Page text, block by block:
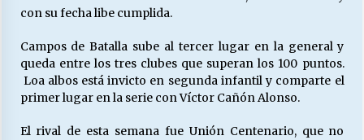
con su fecha libe cumplida.
Campos de Batalla sube al tercer lugar en la general y
queda entre los tres clubes que superan los 100 puntos.
Loa albos está invicto en segunda infantil y comparte el
primer lugar en la serie con Víctor Cañón Alonso.
El rival de esta semana fue Unión Centenario, que no